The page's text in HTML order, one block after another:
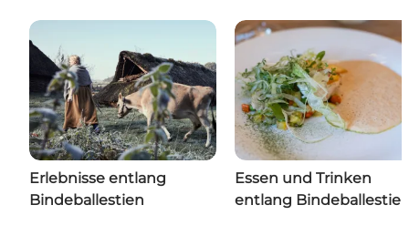
Erlebnisse entlang
Bindeballestien
Essen und Trinken
entlang